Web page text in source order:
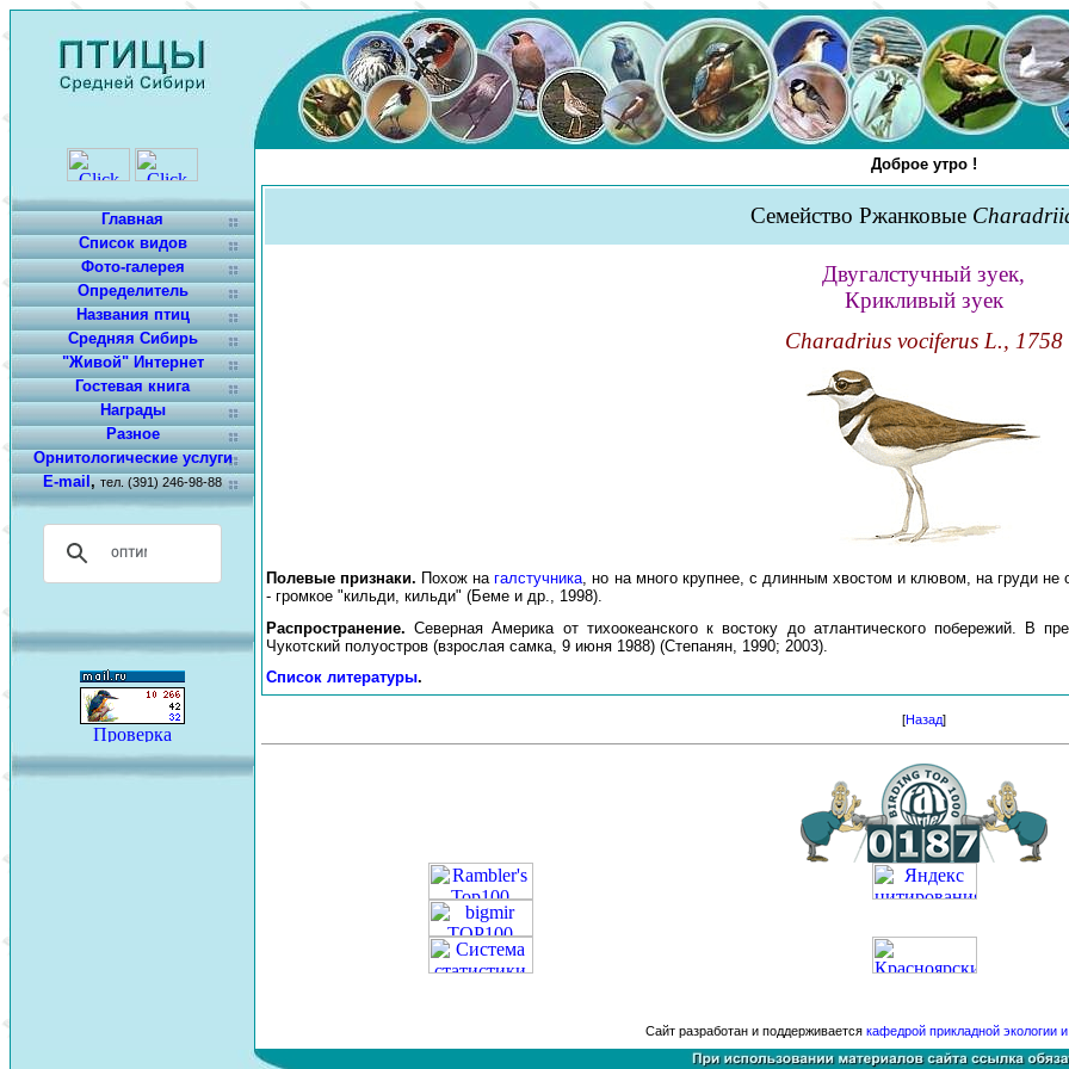
Главная
Список видов
Фото-галерея
Определитель
Названия птиц
Средняя Сибирь
"Живой" Интернет
Гостевая книга
Награды
Разное
Орнитологические услуги
E-mail,тел. (391) 246-98-88
Доброе утро !
Семейство Ржанковые
Двугалстучный зуек,
Крикливый зуек
Charadrius vociferus L., 1758
Полевые признаки. Похож нагалстучника, но на много крупнее, с длинным хвостом и клювом, на груди
- громкое "кильди, кильди" (Беме и др., 1998).
Распространение.Северная Америка от тихоокеанского к востоку до атлантического побережий. В
Чукотский полуостров (взрослая самка, 9 июня 1988) (Степанян, 1990; 2003).
Список литературы.
[Назад]
Сайт разработан и поддерживается кафедрой прикладной экологии